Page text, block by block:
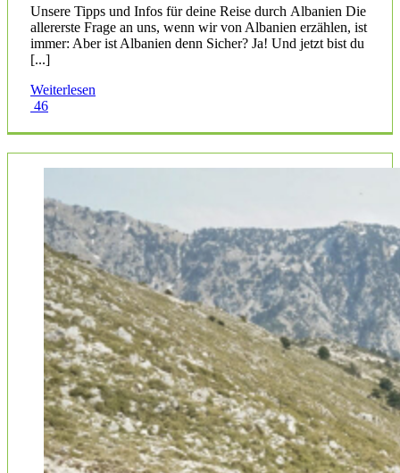
Unsere Tipps und Infos für deine Reise durch Albanien Die
allererste Frage an uns, wenn wir von Albanien erzählen, ist
immer: Aber ist Albanien denn Sicher? Ja! Und jetzt bist du
[...]
Weiterlesen
46